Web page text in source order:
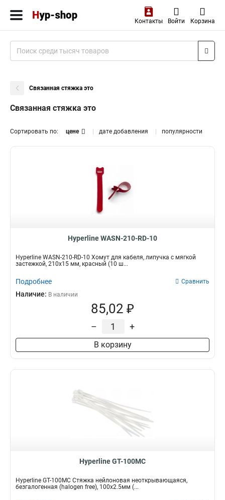
Контакты Войти Корзина
Связанная стяжка это
Связанная стяжка это
Сортировать по: цене дате добавления популярности
Hyperline WASN-210-RD-10
Hyperline WASN-210-RD-10 Хомут для кабеля, липучка с мягкой
застежкой, 210x15 мм, красный (10 ш...
Подробнее Сравнить
Наличие: В наличии
85,02 ₽
– +
В корзину
Hyperline GT-100MC
Hyperline GT-100MC Стяжка нейлоновая неоткрывающаяся,
безгалогенная (halogen free), 100x2.5мм (...